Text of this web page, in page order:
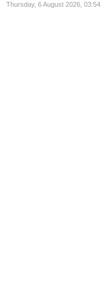
Thursday, 6 August 2026, 03:54